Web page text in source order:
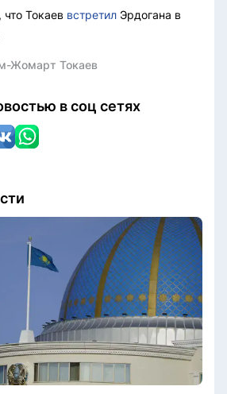
Токаев встретил Эрдогана в
Жомарт Токаев
в соц сетях